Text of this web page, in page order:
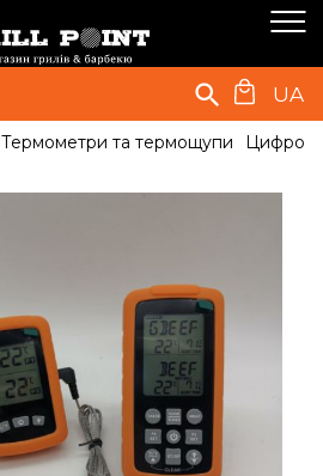
UA
Термометри та термощупи